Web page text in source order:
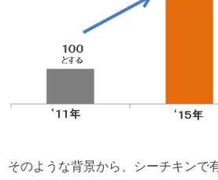
そのような背景から、シーチキンで